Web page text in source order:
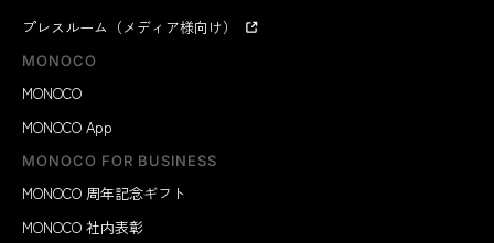
プレスルーム（メディア様向け）
MONOCO
MONOCO
MONOCO App
MONOCO FOR BUSINESS
MONOCO 周年記念ギフト
MONOCO 社内表彰